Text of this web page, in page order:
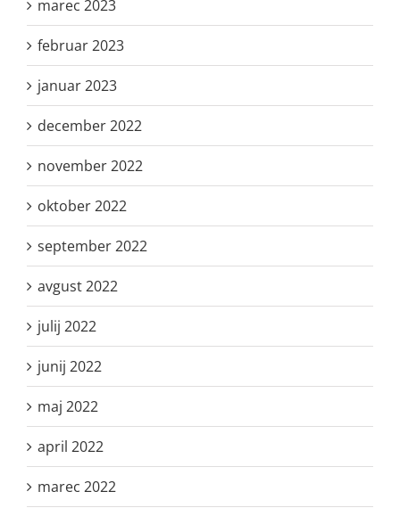
marec 2023
februar 2023
januar 2023
december 2022
november 2022
oktober 2022
september 2022
avgust 2022
julij 2022
junij 2022
maj 2022
april 2022
marec 2022